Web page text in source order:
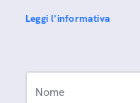
Leggi l'informativa
Nome